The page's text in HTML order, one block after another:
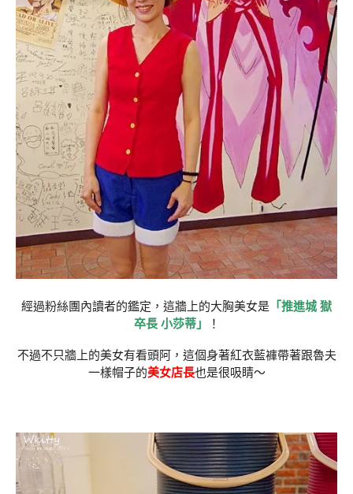
經過粉絲團內讀者的鑑定，這牆上的大胸美女是 「推進城 獄
卒長 小莎蒂」
！
不過不只牆上的美女有看頭阿，這個身著紅衣藍褲帶著跟魯夫
一樣帽子的美女店長也是很吸睛～